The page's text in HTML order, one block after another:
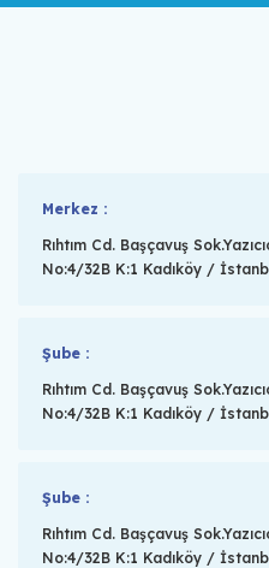
Merkez :
Rıhtım Cd. Başçavuş
No:4/32B K:1 Kadıköy /
Şube :
Rıhtım Cd. Başçavuş
No:4/32B K:1 Kadıköy /
Şube :
Rıhtım Cd. Başçavuş
No:4/32B K:1 Kadıköy /